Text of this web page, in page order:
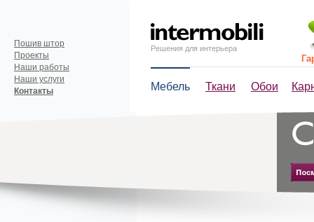
Решения для интерьера
Мебель Ткани Обои
Пошив штор
Проекты
Наши работы
Наши услуги
Контакты